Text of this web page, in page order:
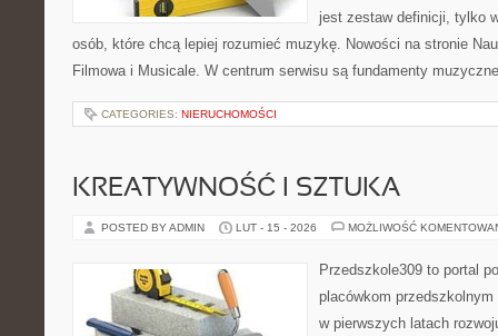
jest zestaw definicji, tylko
osób, które chcą lepiej rozumieć muzykę. Nowości na stronie
Filmowa i Musicale. W centrum serwisu są fundamenty
CATEGORIES: NIERUCHOMOŚCI
KREATYWNOŚĆ I SZTUKA
POSTED BY ADMIN LUT - 15 - 2026 MOŻLIWOŚĆ
Przedszkole309 to portal
placówkom
w pierwszych latach